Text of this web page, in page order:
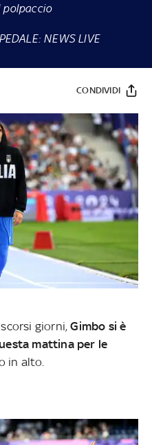
NEWS LIVE
CONDIVIDI
giorni,Gimbo si è
mattina per le
in alto.